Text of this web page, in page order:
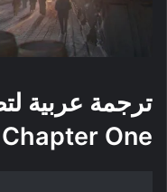
ترجمة عربية
One